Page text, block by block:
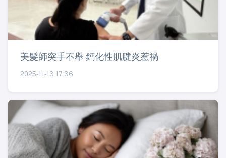
美髮師突手不舉 鈣化性肌腱炎惹禍
2025-11-13 17:36